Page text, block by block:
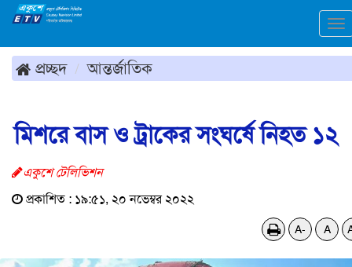
প্রচ্ছদ আন্তর্জাতিক
মিশরে বাস ও ট্রাকের সংঘর্ষে নিহত ১২
একুশে টেলিভিশন
প্রকাশিত : ১৯:৫১, ২০ নভেম্বর ২০২২
A- A